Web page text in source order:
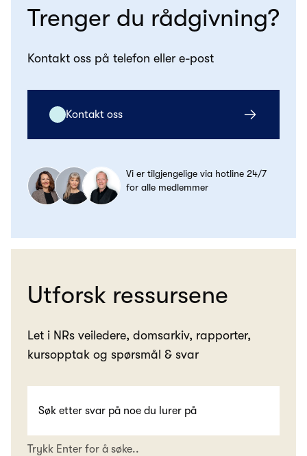
Trenger du rådgivning?
Kontakt oss på telefon eller e-post
Kontakt oss
Vi er tilgjengelige via hotline 24/7
for alle medlemmer
Utforsk ressursene
Let i NRs veiledere, domsarkiv, rapporter,
kursopptak og spørsmål & svar
Trykk Enter for å søke..